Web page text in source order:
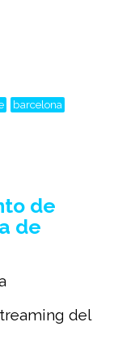
barcelona
de
de
del